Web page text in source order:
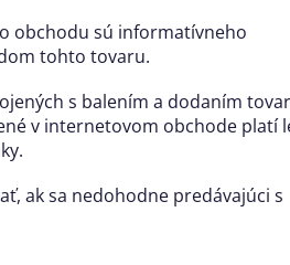
obchodu sú informatívneho
tohto tovaru.
s balením a dodaním
v internetovom obchode platí
ak sa nedohodne predávajúci s